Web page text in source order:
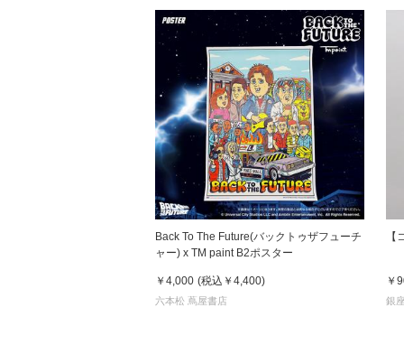
Back To The Future(バックトゥザフューチ
ャー) x TM paint B2ポスター
￥4,000 (税込 ￥4,400)
六本松 蔦屋書店
￥
銀